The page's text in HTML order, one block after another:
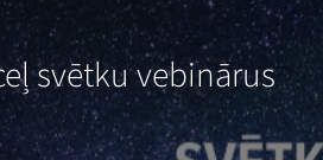
svētku vebinārus